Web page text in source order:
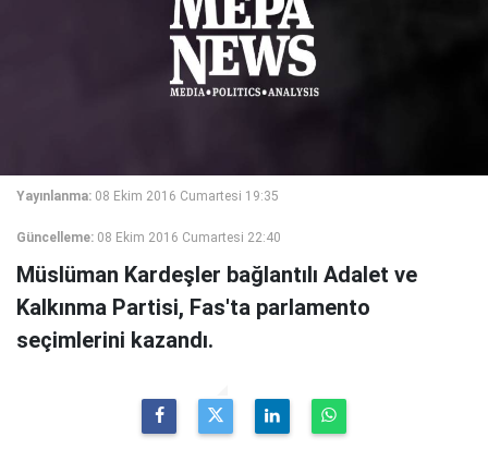
Yayınlanma: 08 Ekim 2016 Cumartesi 19:35
Güncelleme: 08 Ekim 2016 Cumartesi 22:40
Müslüman Kardeşler bağlantılı Adalet ve
Kalkınma Partisi, Fas'ta parlamento
seçimlerini kazandı.